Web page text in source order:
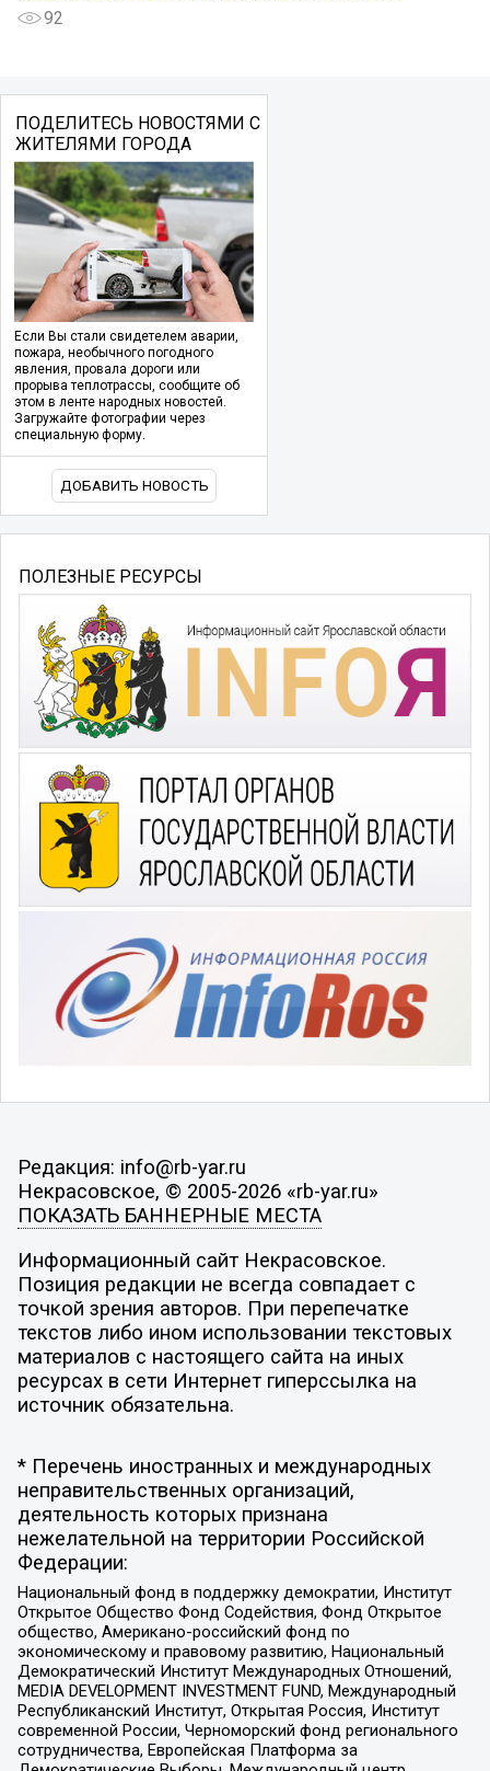
92
ПОДЕЛИТЕСЬ НОВОСТЯМИ С
ЖИТЕЛЯМИ ГОРОДА
Если Вы стали свидетелем аварии,
пожара, необычного погодного
явления, провала дороги или
прорыва теплотрассы, сообщите об
этом в ленте народных новостей.
Загружайте фотографии через
специальную форму.
ДОБАВИТЬ НОВОСТЬ
ПОЛЕЗНЫЕ РЕСУРСЫ
Редакция: info@rb-yar.ru
Некрасовское, © 2005-2026 «rb-yar.ru»
ПОКАЗАТЬ БАННЕРНЫЕ МЕСТА
Информационный сайт Некрасовское.
Позиция редакции не всегда совпадает с
точкой зрения авторов. При перепечатке
текстов либо ином использовании текстовых
материалов с настоящего сайта на иных
ресурсах в сети Интернет гиперссылка на
источник обязательна.
* Перечень иностранных и международных
неправительственных организаций,
деятельность которых признана
нежелательной на территории Российской
Федерации:
Национальный фонд в поддержку демократии, Институт
Открытое Общество Фонд Содействия, Фонд Открытое
общество, Американо-российский фонд по
экономическому и правовому развитию, Национальный
Демократический Институт Международных Отношений,
MEDIA DEVELOPMENT INVESTMENT FUND, Международный
Республиканский Институт, Открытая Россия, Институт
современной России, Черноморский фонд регионального
сотрудничества, Европейская Платформа за